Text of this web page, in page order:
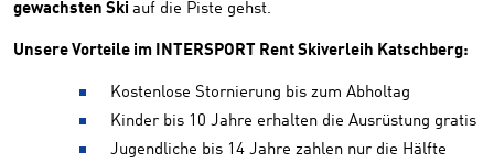
gewachsten Ski auf die Piste gehst.
Unsere Vorteile im INTERSPORT Rent Skiverleih Katschberg:
Kostenlose Stornierung bis zum Abholtag
Kinder bis 10 Jahre erhalten die Ausrüstung gratis
Jugendliche bis 14 Jahre zahlen nur die Hälfte